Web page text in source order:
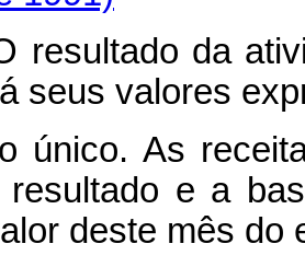
resultado da
seus valores
único. As
resultado e a
deste mês do